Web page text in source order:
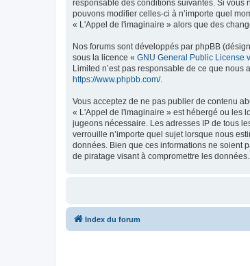
responsable des conditions suivantes. Si vous
pouvons modifier celles-ci à n’importe quel
« L'Appel de l'imaginaire » alors que des
Nos forums sont développés par phpBB
sous la licence « GNU General Public License
Limited n’est pas responsable de ce que
https://www.phpbb.com/.
Vous acceptez de ne pas publier de contenu
« L'Appel de l'imaginaire » est hébergé ou les
jugeons nécessaire. Les adresses IP de tous
verrouille n’importe quel sujet lorsque nous
données. Bien que ces informations ne soient
de piratage visant à compromettre les données.
Index du forum